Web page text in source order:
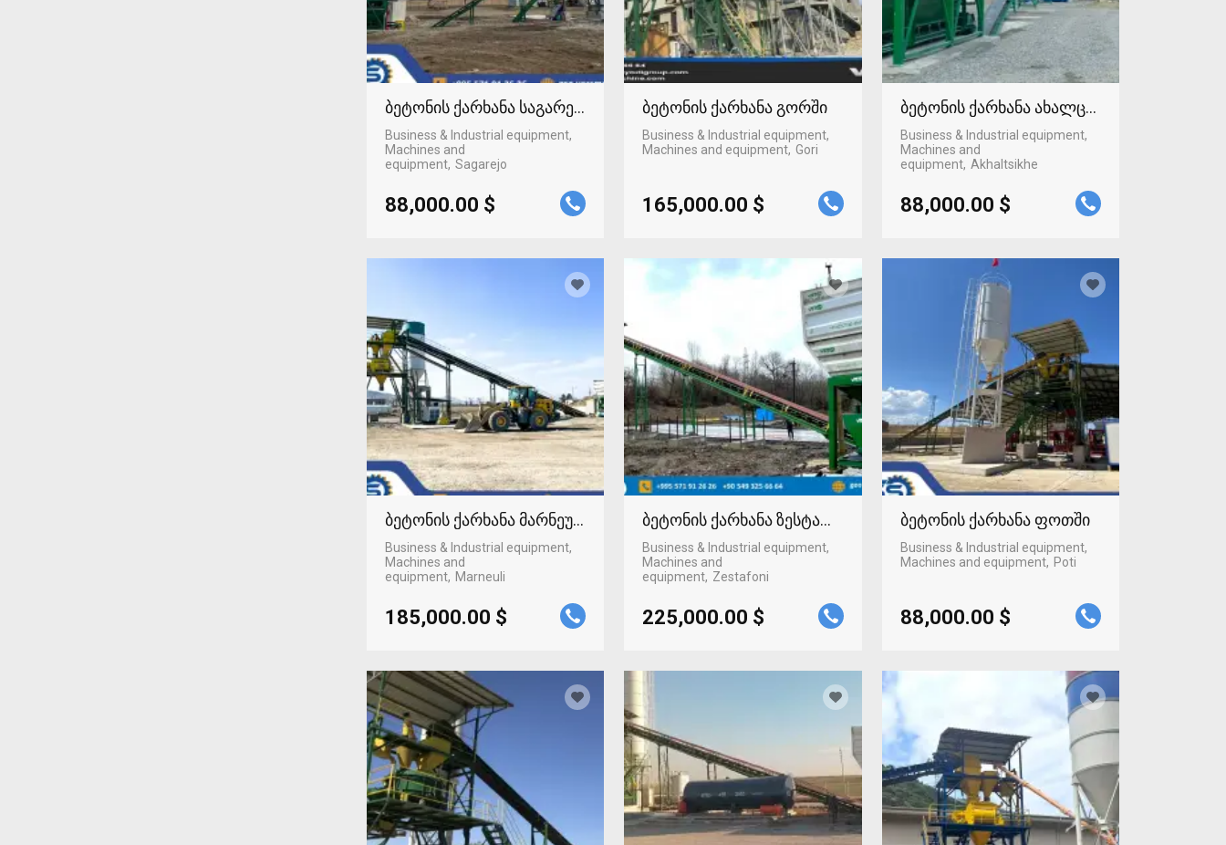
ბეტონის ქარხანა საგარეჯოში
Business & Industrial equipment,
Machines and
equipment Sagarejo
88,000.00 $
ბეტონის ქარხანა გორში
Business & Industrial equipment,
Machines and equipment Gori
165,000.00 $
ბეტონის ქარხანა ახალციხეში
Business & Industrial equipment,
Machines and
equipment Akhaltsikhe
88,000.00 $
ბეტონის ქარხანა მარნეულში
Business & Industrial equipment,
Machines and
equipment
Marneuli
185,000.00 $
ბეტონის ქარხანა ზესტაფონში
Business & Industrial equipment,
Machines and
equipment Zestafoni
225,000.00 $
ბეტონის ქარხანა ფოთში
Business & Industrial equipment,
Machines and equipment
Poti
88,000.00 $